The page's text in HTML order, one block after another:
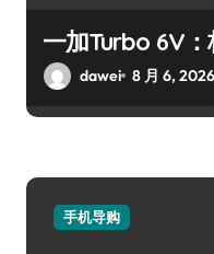
一加Turbo 6V
dawei 8 月 6, 2026
手机导购